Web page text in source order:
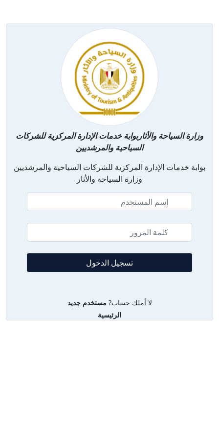
وزارة السياحة والأثاربوابة خدمات الإدارة المركزية للشركات
السياحية والمرشديين
بوابة خدمات الإدارة المركزية للشركات السياحية والمرشديين
وزارة السياحة والأثار
لا أملك حساب? مستخدم جديد
الرئيسية